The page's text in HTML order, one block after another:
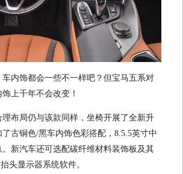
内饰都会一些不一样吧？但宝马五系对
上千年不会改变！
布局仍与该款同样，坐椅开展了全新升
古铜色/黑车内饰色彩搭配，8.5.5英寸中
新汽车还可选配碳纤维材料装饰板及其
头显示器系统软件。